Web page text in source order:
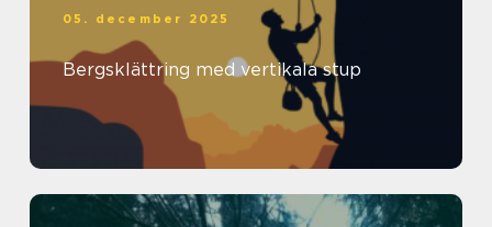
05. december 2025
Bergsklättring med vertikala stup